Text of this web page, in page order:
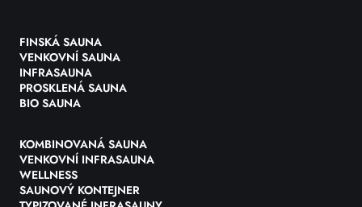
FINSKÁ SAUNA
VENKOVNÍ SAUNA
INFRASAUNA
PROSKLENÁ SAUNA
BIO SAUNA
KOMBINOVANÁ SAUNA
VENKOVNÍ INFRASAUNA
WELLNESS
SAUNOVÝ KONTEJNER